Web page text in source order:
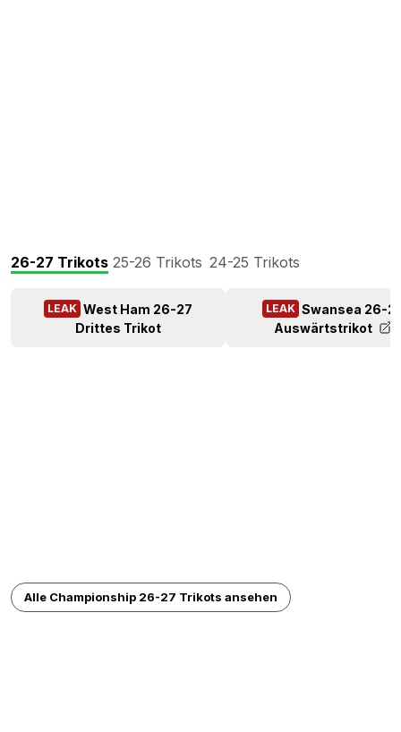
26-27 Trikots 25-26 Trikots 24-25 Trikots
LEAK West Ham 26-27
Drittes Trikot
LEAK Swansea 26-
Auswärtstrikot
Alle Championship 26-27 Trikots ansehen